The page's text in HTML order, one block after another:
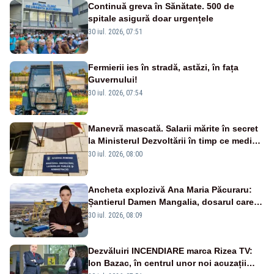
Continuă greva în Sănătate. 500 de
spitale asigură doar urgențele
30 iul. 2026, 07:51
Fermierii ies în stradă, astăzi, în fața
Guvernului!
30 iul. 2026, 07:54
Manevră mascată. Salarii mărite în secret
la Ministerul Dezvoltării în timp ce medicii
ies în stradă
30 iul. 2026, 08:00
Ancheta explozivă Ana Maria Păcuraru:
Șantierul Damen Mangalia, dosarul care
scufundă apărarea României
30 iul. 2026, 08:09
Dezvăluiri INCENDIARE marca Rizea TV:
Ion Bazac, în centrul unor noi acuzații